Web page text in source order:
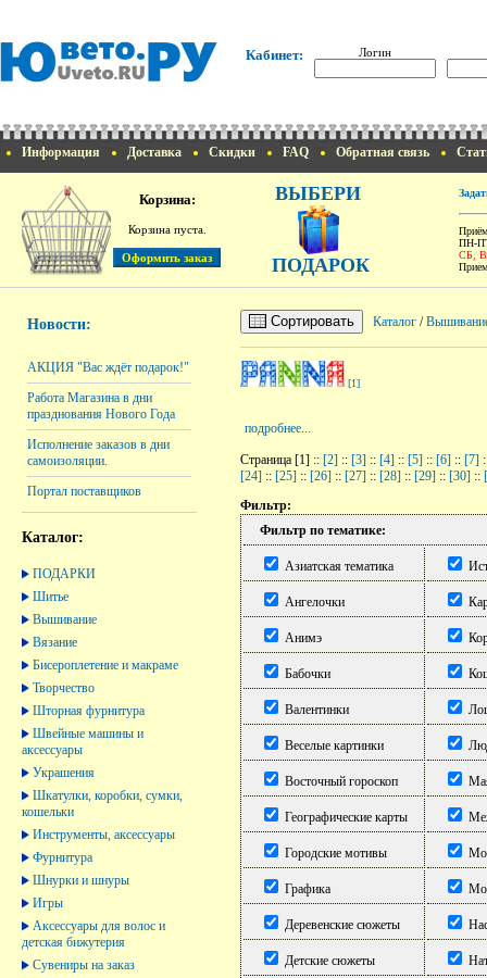
Кабинет: Логин
Информация Доставка Скидки FAQ Обратная связь
Корзина:
Корзина пуста.
ВЫБЕРИ
ПОДАРОК
ПН-
СБ,
Новости:
АКЦИЯ "Вас ждёт подарок!"
Работа Магазина в дни
празднования Нового Года
Исполнение заказов в дни
самоизоляции.
Портал поставщиков
Каталог:
ПОДАРКИ
Шитье
Вышивание
Вязание
Бисероплетение и макраме
Творчество
Шторная фурнитура
Швейные машины и
аксессуары
Украшения
Шкатулки, коробки, сумки,
кошельки
Инструменты, аксессуары
Фурнитура
Шнурки и шнуры
Игры
Аксессуары для волос и
детская бижутерия
Сувениры на заказ
Сортировать Каталог /
[1]
подробнее...
Страница [1] :: [2] :: [3] :: [4] :: [5] :: [6] :: [7]
[24] :: [25] :: [26] :: [27] :: [28] :: [29] :: [30] ::
Фильтр:
Фильтр по тематике:
Азиатская тематика
Ангелочки
Анимэ
Бабочки
Валентинки
Веселые картинки
Восточный гороскоп
Географические карты
Городские мотивы
Графика
Деревенские сюжеты
Детские сюжеты